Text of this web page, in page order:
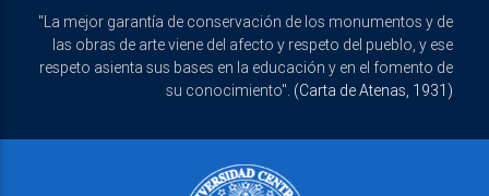
"La mejor garantía de conservación de los monumentos y de
las obras de arte viene del afecto y respeto del pueblo, y ese
respeto asienta sus bases en la educación y en el fomento de
su conocimiento". (Carta de Atenas, 1931)